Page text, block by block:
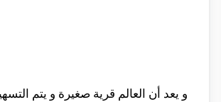
و يعد أن العالم قرية صغيرة و يتم